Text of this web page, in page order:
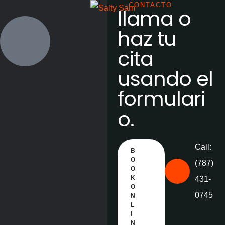
CONTACTO
llama o
haz tu
cita
usando el
formulari
o.
B
O
O
K
O
N
L
N
Call:
(787)
431-
0745